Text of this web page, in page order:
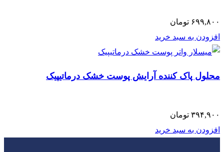
۶۹۹,۸۰۰ تومان
افزودن به سبد خرید
محلول پاک کننده آرایش پوست خشک درماتیپیک
۳۹۴,۹۰۰ تومان
افزودن به سبد خرید